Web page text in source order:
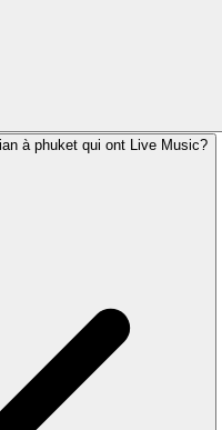
à phuket qui ont Live Music?